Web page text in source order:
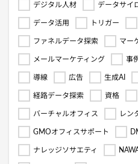
デジタル人材 データサイ
データ活用 トリガー
ファネルデータ探索 マー
メールマーケティング 事例
導線 広告 生成AI
経路データ探索 資格
バーチャルオフィス レン
GMOオフィスサポート
ナレッジソサエティ